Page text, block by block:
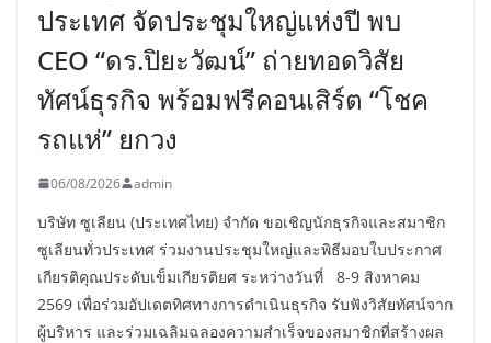
ประเทศ จัดประชุมใหญ่แห่งปี พบ
CEO “ดร.ปิยะวัฒน์” ถ่ายทอดวิสัย
ทัศน์ธุรกิจ พร้อมฟรีคอนเสิร์ต “โชค
รถแห่” ยกวง
06/08/2026 admin
บริษัท ซูเลียน (ประเทศไทย) จำกัด ขอเชิญนักธุรกิจและสมาชิก
ซูเลียนทั่วประเทศ ร่วมงานประชุมใหญ่และพิธีมอบใบประกาศ
เกียรติคุณประดับเข็มเกียรติยศ ระหว่างวันที่ 8-9 สิงหาคม
2569 เพื่อร่วมอัปเดตทิศทางการดำเนินธุรกิจ รับฟังวิสัยทัศน์จาก
ผู้บริหาร และร่วมเฉลิมฉลองความสำเร็จของสมาชิกที่สร้างผล